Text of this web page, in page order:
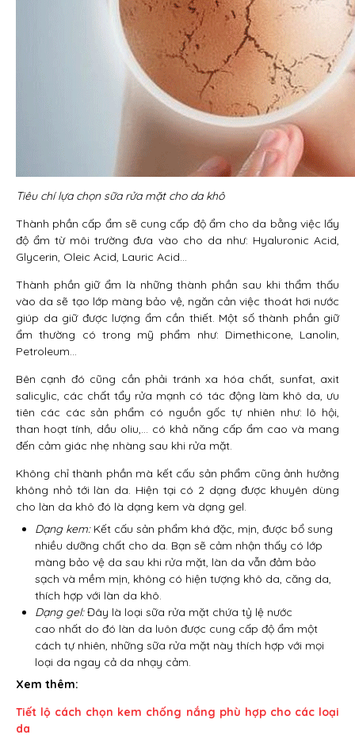
Tiêu chí lựa chọn sữa rửa mặt cho da khô
Thành phần cấp ẩm sẽ cung cấp độ ẩm cho da bằng việc lấy
độ ẩm từ môi trường đưa vào cho da như: Hyaluronic Acid,
Glycerin, Oleic Acid, Lauric Acid…
Thành phần giữ ẩm là những thành phần sau khi thẩm thấu
vào da sẽ tạo lớp màng bảo vệ, ngăn cản việc thoát hơi nước
giúp da giữ được lượng ẩm cần thiết. Một số thành phần giữ
ẩm thường có trong mỹ phẩm như: Dimethicone, Lanolin,
Petroleum…
Bên cạnh đó cũng cần phải tránh xa hóa chất, sunfat, axit
salicylic, các chất tẩy rửa mạnh có tác động làm khô da, ưu
tiên các các sản phẩm có nguồn gốc tự nhiên như: lô hội,
than hoạt tính, dầu oliu,… có khả năng cấp ẩm cao và mang
đến cảm giác nhẹ nhàng sau khi rửa mặt.
Không chỉ thành phần mà kết cấu sản phẩm cũng ảnh hưởng
không nhỏ tới làn da. Hiện tại có 2 dạng được khuyên dùng
cho làn da khô đó là dạng kem và dạng gel.
Dạng kem:Kết cấu sản phẩm khá đặc, mịn, được bổ sung
nhiều dưỡng chất cho da. Bạn sẽ cảm nhận thấy có lớp
màng bảo vệ da sau khi rửa mặt, làn da vẫn đảm bảo
sạch và mềm mịn, không có hiện tượng khô da, căng da,
thích hợp với làn da khô.
Dạng gel:Đây là loại sữa rửa mặt chứa tỷ lệ nước
cao nhất do đó làn da luôn được cung cấp độ ẩm một
cách tự nhiên, những sữa rửa mặt này thích hợp với mọi
loại da ngay cả da nhạy cảm.
Xem thêm:
Tiết lộ cách chọn kem chống nắng phù hợp cho các loại
da